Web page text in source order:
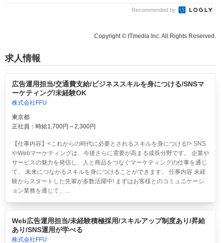
Recommended by
Copyright © ITmedia Inc. All Rights Reserved.
求人情報
広告運用担当/交通費支給/ビジネススキルを身につける/SNSマ
ーケティング/未経験OK
株式会社FFU
東京都
正社員：時給1,700円～2,300円
【仕事内容】<これからの時代に必要とされるスキルを身につける!> SNS
やWebマーケティングは、今後さらに需要が高まる成長分野です。 企業や
サービスの魅力を発信し、人と商品をつなぐマーケティングの仕事を通じ
て、 未来につながるスキルを身につけることができます。 仕事内容 未経
験からスタートした先輩が多数活躍中! まずはお客様とのコミュニケーシ
ョン業務を通じて、...
Web広告運用担当/未経験積極採用/スキルアップ制度あり/昇給
あり/SNS運用が学べる
株式会社FFU